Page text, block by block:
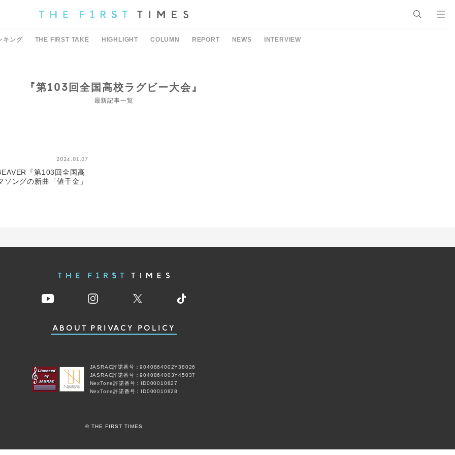
キング THE FIRST TAKE HIGHLIGHT COLUMN REPORT NEWS INTERVIEW
『第103回全国高校ラグビー大会』
最新記事一覧
2024.01.07
『第103回全国高
ングの新曲「値千金」
ABOUT PRIVACY POLICY
JASRAC許諾番号：9040864002Y38026
JASRAC許諾番号：9040864003Y45037
NexTone許諾番号：ID000010827
NexTone許諾番号：ID000010828
© THE FIRST TIMES